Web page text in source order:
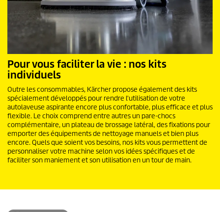
Pour vous faciliter la vie : nos kits
individuels
Outre les consommables, Kärcher propose également des kits
spécialement développés pour rendre l'utilisation de votre
autolaveuse aspirante encore plus confortable, plus efficace et plus
flexible. Le choix comprend entre autres un pare-chocs
complémentaire, un plateau de brossage latéral, des fixations pour
emporter des équipements de nettoyage manuels et bien plus
encore. Quels que soient vos besoins, nos kits vous permettent de
personnaliser votre machine selon vos idées spécifiques et de
faciliter son maniement et son utilisation en un tour de main.